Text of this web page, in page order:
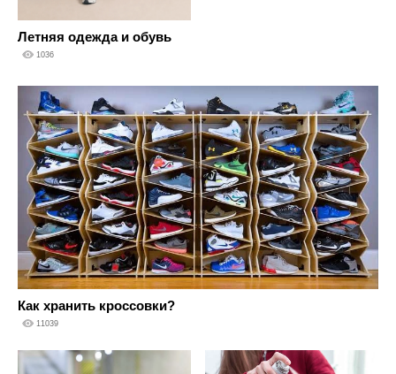
Летняя одежда и обувь
1036
Как хранить кроссовки?
11039